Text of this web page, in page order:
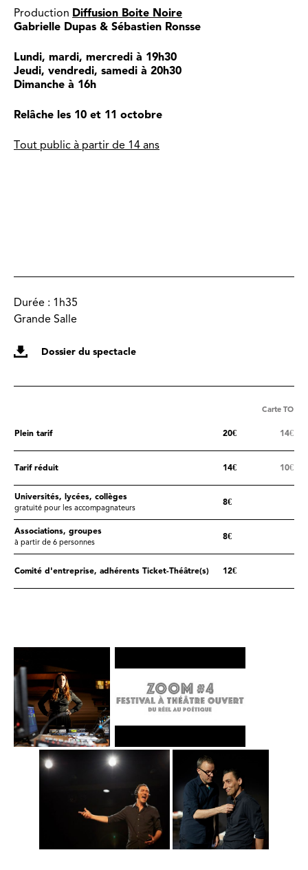
Production Diffusion Boite Noire
Gabrielle Dupas & Sébastien Ronsse
Lundi, mardi, mercredi à 19h30
Jeudi, vendredi, samedi à 20h30
Dimanche à 16h
Relâche les 10 et 11 octobre
Tout public à partir de 14 ans
Durée : 1h35
Grande Salle
Dossier du spectacle
Carte TO
Plein tarif 20€ 14€
Tarif réduit 14€ 10€
Universités, lycées, collèges
gratuité pour les accompagnateurs
8€
Associations, groupes
à partir de 6 personnes
8€
Comité d'entreprise, adhérents Ticket-Théâtre(s) 12€